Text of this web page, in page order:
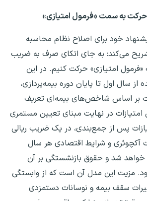
به سمت «فرمول امتیازی»
خود برای اصلاح نظام محاسبه
می‌کند: به جای اتکای صرف به ضریب
«فرمول امتیازی» حرکت کنیم. در این
از سال اول تا پایان دوره بیمه‌پردازی،
بر اساس شاخص‌های بیمه‌ای تعریف
در نهایت مبنای تعیین مستمری
پس از جمع‌بندی، در یک ضریب ریالی
آکچوئری و شرایط اقتصادی هر سال
شد و حقوق بازنشستگی بر آن
مزیت این مدل آن است که از وابستگی
سقف بیمه و نوسانات دستمزدی